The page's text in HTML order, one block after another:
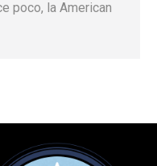
poco, la American